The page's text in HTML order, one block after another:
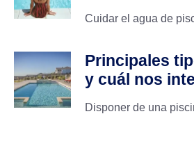
Cuidar el agua de
Principales
y cuál nos
Disponer de una